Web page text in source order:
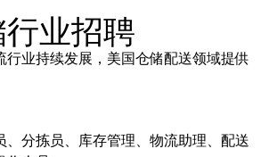
业招聘
行业持续发展，美国仓储配送领域提供
、分拣员、库存管理、物流助理、配送